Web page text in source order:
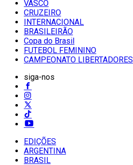
VASCO
CRUZEIRO
INTERNACIONAL
BRASILEIRÃO
Copa do Brasil
FUTEBOL FEMININO
CAMPEONATO LIBERTADORES
siga-nos
EDIÇÕES
ARGENTINA
BRASIL